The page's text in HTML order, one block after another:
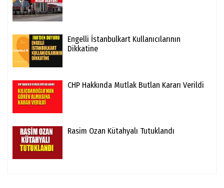
Engelli İstanbulkart Kullanıcılarının
Dikkatine
CHP Hakkında Mutlak Butlan Kararı Verildi
Rasim Ozan Kütahyalı Tutuklandı